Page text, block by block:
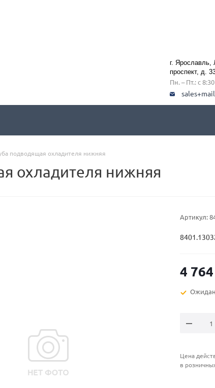
г. Ярославль,
проспект, д.
Пн. – Пт.: с
подводящая охладителя нижняя
охладителя нижняя
Артикул:
4 764
Цена
в